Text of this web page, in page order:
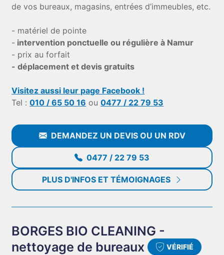
de vos bureaux, magasins, entrées d’immeubles, etc.
- matériel de pointe
- intervention ponctuelle ou régulière à Namur
- prix au forfait
- déplacement et devis gratuits
Visitez aussi leur page Facebook !
Tel :010 / 65 50 16 ou0477 / 22 79 53
DEMANDEZ UN DEVIS OU UN RDV
0477 / 22 79 53
PLUS D'INFOS ET TÉMOIGNAGES
BORGES BIO CLEANING -
nettoyage de bureaux
VÉRIFIÉ